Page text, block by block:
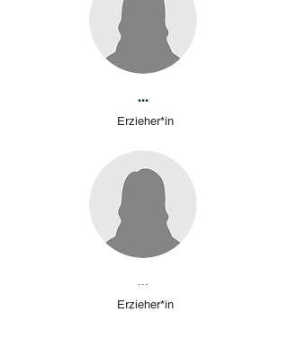
...
Erzieher*in
...
Erzieher*in